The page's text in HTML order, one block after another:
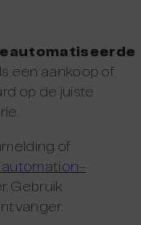
een aankoop of
op de juiste
of
automation-
Gebruik